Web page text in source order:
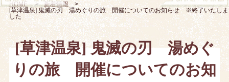
HOME
新着情報
[草津温泉] 鬼滅の刃 湯めぐりの旅 開催についてのお知らせ ※終了いたしま
した
[草津温泉] 鬼滅の刃 湯めぐ
りの旅 開催についてのお知